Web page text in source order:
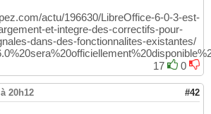
actu/196630/LibreOffice-6-0-3-est-
et-integre-des-correctifs-pour-
dans-des-fonctionnalites-existantes/
17
0
20h12 #42